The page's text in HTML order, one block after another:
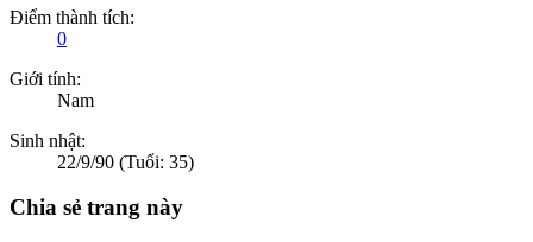
Điểm thành tích:
0
Giới tính:
Nam
Sinh nhật:
22/9/90 (Tuổi: 35)
Chia sẻ trang này